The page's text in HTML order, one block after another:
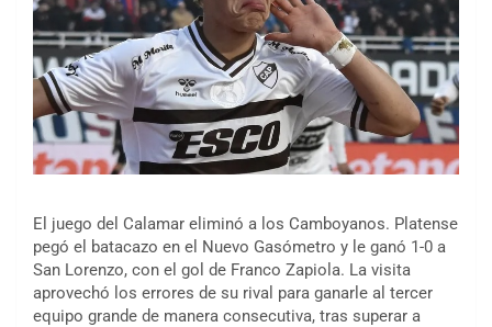
El juego del Calamar eliminó a los Camboyanos. Platense
pegó el batacazo en el Nuevo Gasómetro y le ganó 1-0 a
San Lorenzo, con el gol de Franco Zapiola. La visita
aprovechó los errores de su rival para ganarle al tercer
equipo grande de manera consecutiva, tras superar a